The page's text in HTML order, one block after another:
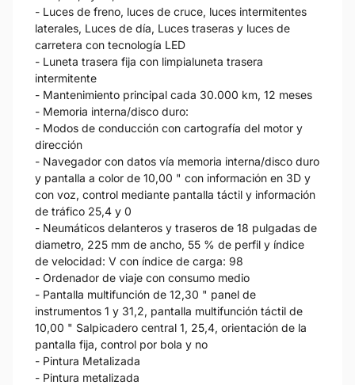
- Luces de freno, luces de cruce, luces intermitentes
laterales, Luces de día, Luces traseras y luces de
carretera con tecnología LED
- Luneta trasera fija con limpialuneta trasera
intermitente
- Mantenimiento principal cada 30.000 km, 12 meses
- Memoria interna/disco duro:
- Modos de conducción con cartografía del motor y
dirección
- Navegador con datos vía memoria interna/disco duro
y pantalla a color de 10,00 " con información en 3D y
con voz, control mediante pantalla táctil y información
de tráfico 25,4 y 0
- Neumáticos delanteros y traseros de 18 pulgadas de
diametro, 225 mm de ancho, 55 % de perfil y índice
de velocidad: V con índice de carga: 98
- Ordenador de viaje con consumo medio
- Pantalla multifunción de 12,30 " panel de
instrumentos 1 y 31,2, pantalla multifunción táctil de
10,00 " Salpicadero central 1, 25,4, orientación de la
pantalla fija, control por bola y no
- Pintura Metalizada
- Pintura metalizada